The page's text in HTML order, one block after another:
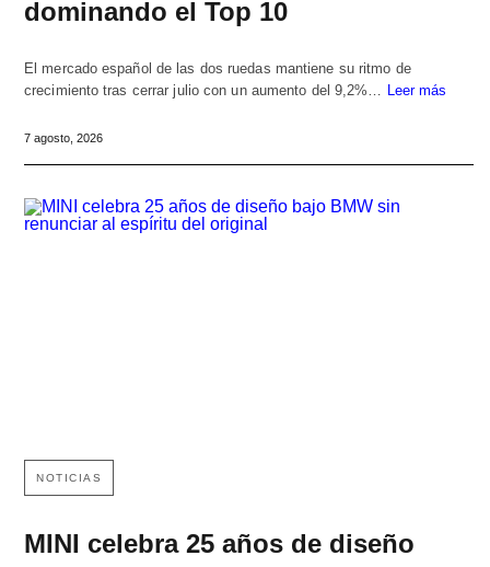
dominando el Top 10
El mercado español de las dos ruedas mantiene su ritmo de
crecimiento tras cerrar julio con un aumento del 9,2%… Leer más
7 agosto, 2026
NOTICIAS
MINI celebra 25 años de diseño